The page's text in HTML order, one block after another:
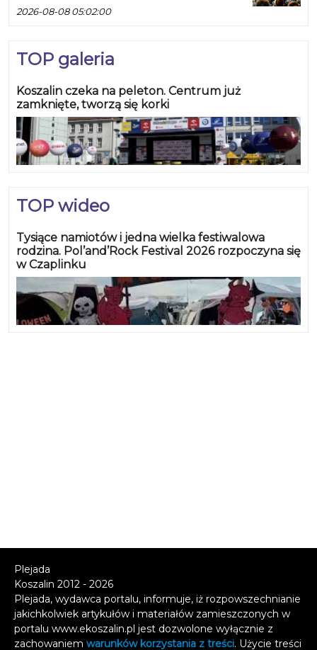
2026-08-08 05:02:00
TOP galeria
Koszalin czeka na peleton. Centrum już
zamknięte, tworzą się korki
TOP wideo
Tysiące namiotów i jedna wielka festiwalowa
rodzina. Pol’and’Rock Festival 2026 rozpoczyna się
w Czaplinku
Plejada
Koszalin 2012 - 2026
Plejada, wydawca portalu, informuje, iż rozpowszechnianie
jakichkolwiek artykułów i materiałów zamieszczonych w
portalu www.ekoszalin.pl jest dozwolone wyłącznie z
zachowaniem warunków korzystania z treści. Użycie treści